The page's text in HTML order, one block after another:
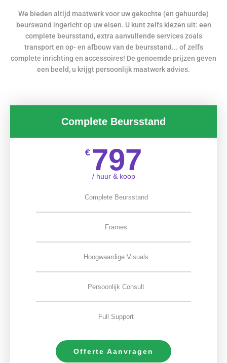
We bieden altijd maatwerk voor uw gekochte (en gehuurde)
beurswand ingericht op uw eisen. U kunt zelfs kiezen uit: een
complete beursstand, extra aanvullende services zoals
transport en op- en afbouw van de beursstand... of zelfs
complete inrichting en accessoires! De genoemde prijzen geven
een beeld, u krijgt persoonlijk maatwerk advies.
Complete Beursstand
€ 797
/ huur & koop
Complete Beursstand
Frames
Hoogwaardige Visuals
Persoonlijk Consult
Full Support
Offerte Aanvragen